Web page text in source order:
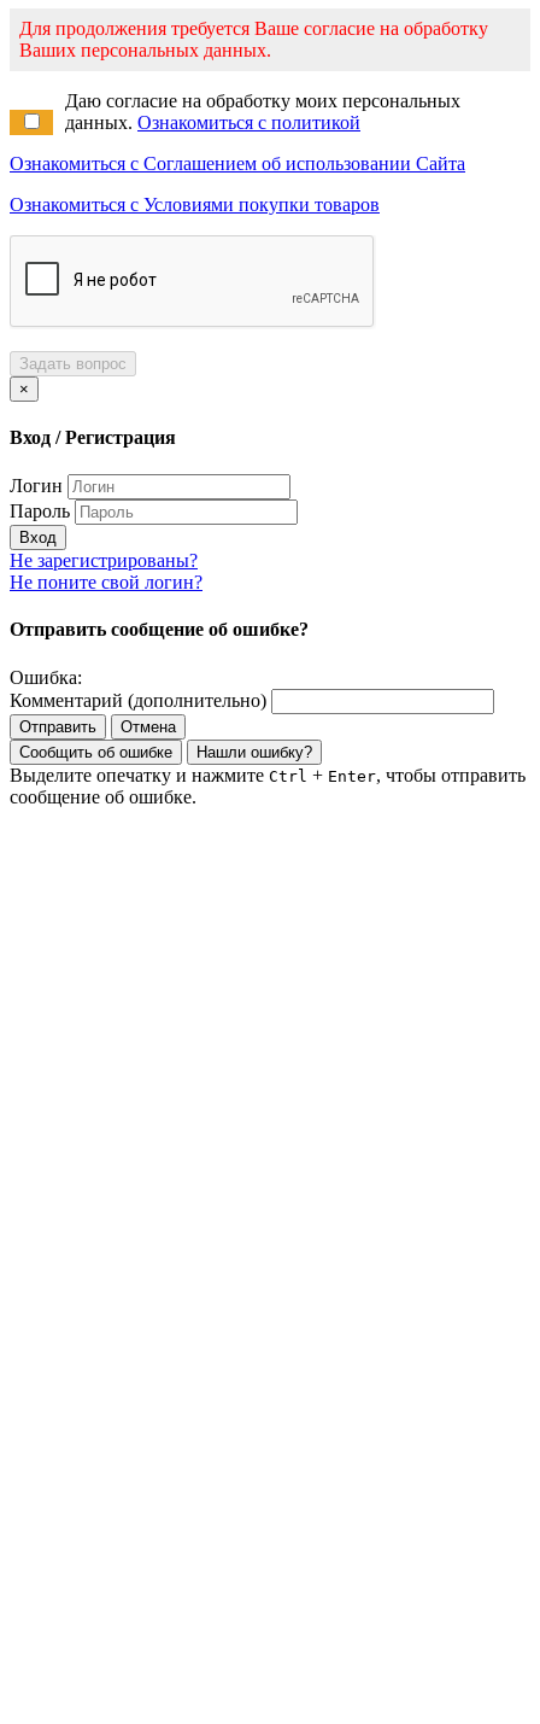
Для продолжения требуется Ваше согласие на обработку
Ваших персональных данных.
Даю согласие на обработку моих персональных
данных. Ознакомиться с политикой
Ознакомиться с Соглашением об использовании Сайта
Ознакомиться с Условиями покупки товаров
Задать вопрос
×
Вход / Регистрация
Логин
Пароль
Вход
Не зарегистрированы?
Не поните свой логин?
Отправить сообщение об ошибке?
Ошибка:
Комментарий (дополнительно)
Отправить
Отмена
Сообщить об ошибке
Нашли ошибку?
Выделите опечатку и нажмите Ctrl + Enter, чтобы отправить
сообщение об ошибке.